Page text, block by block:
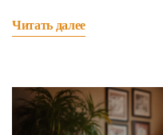
завоевали внимание
Читать далее